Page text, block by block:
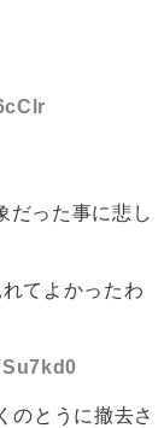
だった事に悲し
てよかったわ
のとうに撤去さ